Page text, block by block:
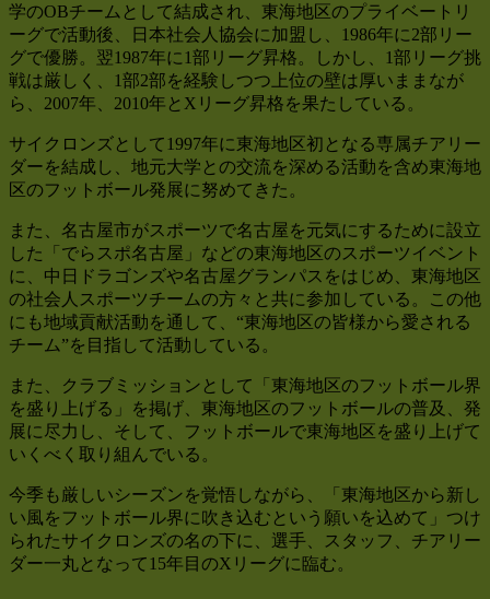
学のOBチームとして結成され、東海地区のプライベートリ
ーグで活動後、日本社会人協会に加盟し、1986年に2部リー
グで優勝。翌1987年に1部リーグ昇格。しかし、1部リーグ挑
戦は厳しく、1部2部を経験しつつ上位の壁は厚いままなが
ら、2007年、2010年とXリーグ昇格を果たしている。
サイクロンズとして1997年に東海地区初となる専属チアリー
ダーを結成し、地元大学との交流を深める活動を含め東海地
区のフットボール発展に努めてきた。
また、名古屋市がスポーツで名古屋を元気にするために設立
した「でらスポ名古屋」などの東海地区のスポーツイベント
に、中日ドラゴンズや名古屋グランパスをはじめ、東海地区
の社会人スポーツチームの方々と共に参加している。この他
にも地域貢献活動を通して、“東海地区の皆様から愛される
チーム”を目指して活動している。
また、クラブミッションとして「東海地区のフットボール界
を盛り上げる」を掲げ、東海地区のフットボールの普及、発
展に尽力し、そして、フットボールで東海地区を盛り上げて
いくべく取り組んでいる。
今季も厳しいシーズンを覚悟しながら、「東海地区から新し
い風をフットボール界に吹き込むという願いを込めて」つけ
られたサイクロンズの名の下に、選手、スタッフ、チアリー
ダー一丸となって15年目のXリーグに臨む。